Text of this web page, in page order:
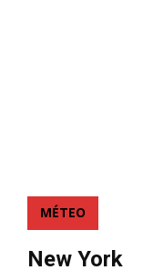
MÉTEO
New York